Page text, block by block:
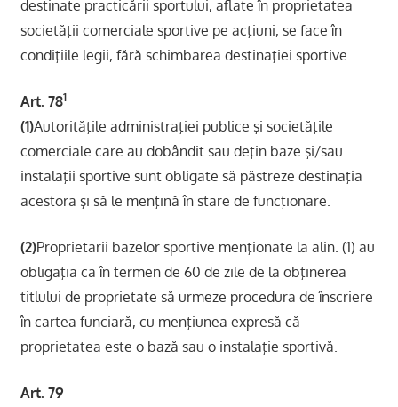
destinate practicării sportului, aflate în proprietatea
societăţii comerciale sportive pe acţiuni, se face în
condiţiile legii, fără schimbarea destinaţiei sportive.
Art. 781
(1)Autorităţile administraţiei publice şi societăţile
comerciale care au dobândit sau deţin baze şi/sau
instalaţii sportive sunt obligate să păstreze destinaţia
acestora şi să le menţină în stare de funcţionare.
(2)Proprietarii bazelor sportive menţionate la alin. (1) au
obligaţia ca în termen de 60 de zile de la obţinerea
titlului de proprietate să urmeze procedura de înscriere
în cartea funciară, cu menţiunea expresă că
proprietatea este o bază sau o instalaţie sportivă.
Art. 79